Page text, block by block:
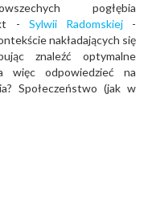
pogłębia
- Sylwii Radomskiej-
nakładających się
znaleźć optymalne
więc odpowiedzieć na
Społeczeństwo (jak w